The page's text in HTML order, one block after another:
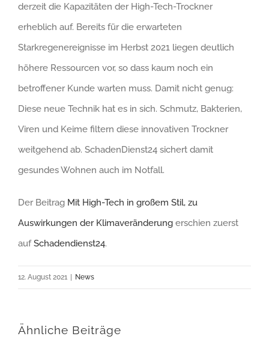
derzeit die Kapazitäten der High-Tech-Trockner
erheblich auf. Bereits für die erwarteten
Starkregenereignisse im Herbst 2021 liegen deutlich
höhere Ressourcen vor, so dass kaum noch ein
betroffener Kunde warten muss. Damit nicht genug:
Diese neue Technik hat es in sich. Schmutz, Bakterien,
Viren und Keime filtern diese innovativen Trockner
weitgehend ab. SchadenDienst24 sichert damit
gesundes Wohnen auch im Notfall.
Der Beitrag Mit High-Tech in großem Stil, zu
Auswirkungen der Klimaveränderung erschien zuerst
aufSchadendienst24.
12. August 2021 | News
Ähnliche Beiträge